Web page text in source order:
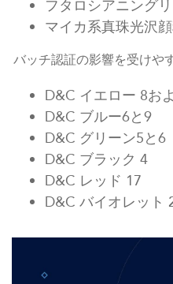
フタロシアニング
マイカ系真珠光沢
バッチ認証の影響を受けや
D&C イエロー 8お
D&C ブルー6と9
D&C グリーン5と6
D&C ブラック 4
D&C レッド 17
D&C バイオレット